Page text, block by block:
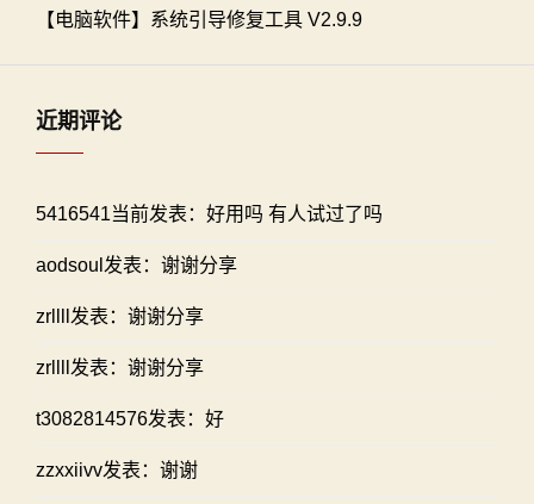
【电脑软件】系统引导修复工具 V2.9.9
近期评论
5416541当前发表：好用吗 有人试过了吗
aodsoul发表：谢谢分享
zrllll发表：谢谢分享
zrllll发表：谢谢分享
t3082814576发表：好
zzxxiivv发表：谢谢